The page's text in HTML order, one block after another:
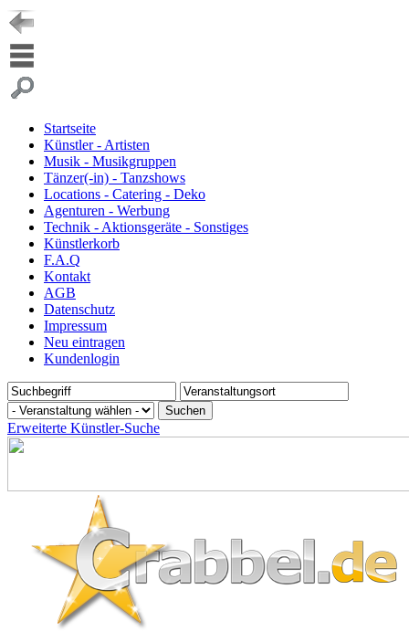
Startseite
Künstler - Artisten
Musik - Musikgruppen
Tänzer(-in) - Tanzshows
Locations - Catering - Deko
Agenturen - Werbung
Technik - Aktionsgeräte - Sonstiges
Künstlerkorb
F.A.Q
Kontakt
AGB
Datenschutz
Impressum
Neu eintragen
Kundenlogin
Erweiterte Künstler-Suche